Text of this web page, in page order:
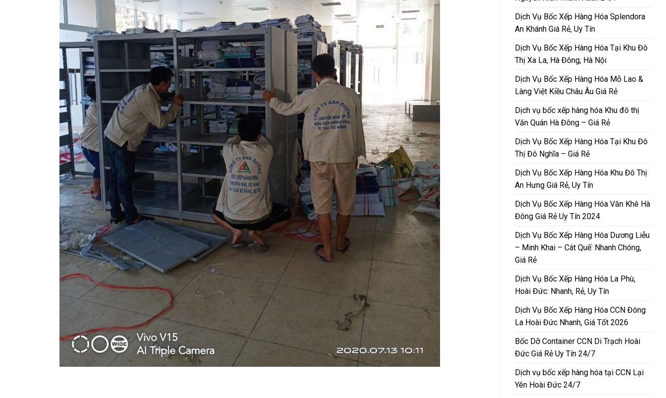
Dịch Vụ Bốc Xếp Hàng Hóa Splendora
An Khánh Giá Rẻ, Uy Tín
Dịch Vụ Bốc Xếp Hàng Hóa Tại Khu Đô
Thị Xa La, Hà Đông, Hà Nội
Dịch Vụ Bốc Xếp Hàng Hóa Mỗ Lao &
Làng Việt Kiều Châu Âu Giá Rẻ
Dịch vụ bốc xếp hàng hóa Khu đô thị
Văn Quán Hà Đông – Giá Rẻ
Dịch Vụ Bốc Xếp Hàng Hóa Tại Khu Đô
Thị Đô Nghĩa – Giá Rẻ
Dịch Vụ Bốc Xếp Hàng Hóa Khu Đô Thị
An Hưng Giá Rẻ, Uy Tín
Dịch Vụ Bốc Xếp Hàng Hóa Văn Khê Hà
Đông Giá Rẻ Uy Tín 2024
Dịch Vụ Bốc Xếp Hàng Hóa Dương Liễu
– Minh Khai – Cát Quế: Nhanh Chóng,
Giá Rẻ
Dịch Vụ Bốc Xếp Hàng Hóa La Phù,
Hoài Đức: Nhanh, Rẻ, Uy Tín
Dịch Vụ Bốc Xếp Hàng Hóa CCN Đông
La Hoài Đức Nhanh, Giá Tốt 2026
Bốc Dỡ Container CCN Di Trạch Hoài
Đức Giá Rẻ Uy Tín 24/7
Dịch vụ bốc xếp hàng hóa tại CCN Lại
Yên Hoài Đức 24/7